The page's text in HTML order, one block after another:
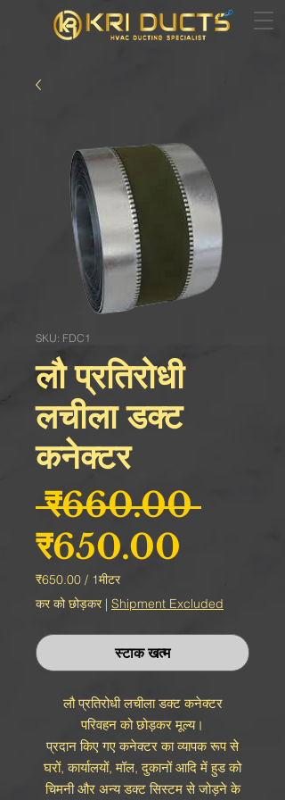
SKU: FDC1
लौ प्रतिरोधी
लचीला डक्ट
कनेक्टर
₹660.00
₹650.00
₹650.00 / 1मीटर
₹650.00
प्रति
मीटर
कर को छोड़कर| Shipment Excluded
स्टाक खत्म
लौ प्रतिरोधी लचीला डक्ट कनेक्टर
परिवहन को छोड़कर मूल्य।
प्रदान किए गए कनेक्टर का व्यापक रूप से
घरों, कार्यालयों, मॉल, दुकानों आदि में हुड को
चिमनी और अन्य डक्ट सिस्टम से जोड़ने के